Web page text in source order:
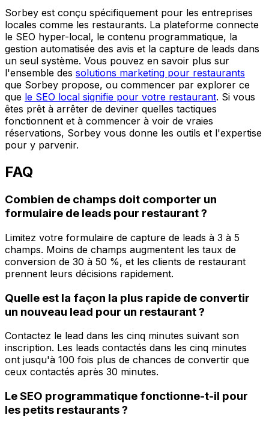
Sorbey est conçu spécifiquement pour les entreprises
locales comme les restaurants. La plateforme connecte
le SEO hyper-local, le contenu programmatique, la
gestion automatisée des avis et la capture de leads dans
un seul système. Vous pouvez en savoir plus sur
l'ensemble des solutions marketing pour restaurants
que Sorbey propose, ou commencer par explorer ce
que le SEO local signifie pour votre restaurant. Si vous
êtes prêt à arrêter de deviner quelles tactiques
fonctionnent et à commencer à voir de vraies
réservations, Sorbey vous donne les outils et l'expertise
pour y parvenir.
FAQ
Combien de champs doit comporter un
formulaire de leads pour restaurant ?
Limitez votre formulaire de capture de leads à 3 à 5
champs. Moins de champs augmentent les taux de
conversion de 30 à 50 %, et les clients de restaurant
prennent leurs décisions rapidement.
Quelle est la façon la plus rapide de convertir
un nouveau lead pour un restaurant ?
Contactez le lead dans les cinq minutes suivant son
inscription. Les leads contactés dans les cinq minutes
ont jusqu'à 100 fois plus de chances de convertir que
ceux contactés après 30 minutes.
Le SEO programmatique fonctionne-t-il pour
les petits restaurants ?